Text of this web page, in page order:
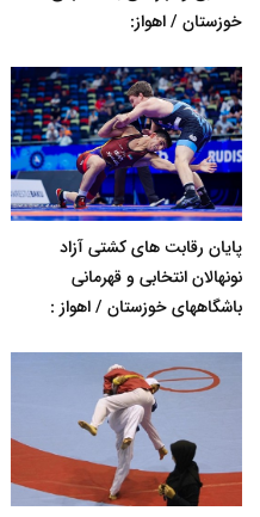
خوزستان / اهواز:
پایان رقابت های کشتی آزاد
نونهالان انتخابی و قهرمانی
باشگاههای خوزستان / اهواز :